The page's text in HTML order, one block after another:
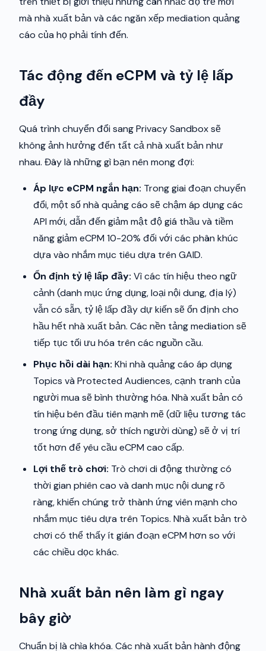
mà nhà xuất bản và các ngăn xếp mediation quảng
cáo của họ phải tính đến.
Tác động đến eCPM và tỷ lệ lấp
đầy
Quá trình chuyển đổi sang Privacy Sandbox sẽ
không ảnh hưởng đến tất cả nhà xuất bản như
nhau. Đây là những gì bạn nên mong đợi:
Áp lực eCPM ngắn hạn: Trong giai đoạn chuyển
đổi, một số nhà quảng cáo sẽ chậm áp dụng các
API mới, dẫn đến giảm mật độ giá thầu và tiềm
năng giảm eCPM 10-20% đối với các phân khúc
dựa vào nhắm mục tiêu dựa trên GAID.
Ổn định tỷ lệ lấp đầy: Vì các tín hiệu theo ngữ
cảnh (danh mục ứng dụng, loại nội dung, địa lý)
vẫn có sẵn, tỷ lệ lấp đầy dự kiến sẽ ổn định cho
hầu hết nhà xuất bản. Các nền tảng mediation sẽ
tiếp tục tối ưu hóa trên các nguồn cầu.
Phục hồi dài hạn: Khi nhà quảng cáo áp dụng
Topics và Protected Audiences, cạnh tranh của
người mua sẽ bình thường hóa. Nhà xuất bản có
tín hiệu bên đầu tiên mạnh mẽ (dữ liệu tương tác
trong ứng dụng, sở thích người dùng) sẽ ở vị trí
tốt hơn để yêu cầu eCPM cao cấp.
Lợi thế trò chơi: Trò chơi di động thường có
thời gian phiên cao và danh mục nội dung rõ
ràng, khiến chúng trở thành ứng viên mạnh cho
nhắm mục tiêu dựa trên Topics. Nhà xuất bản trò
chơi có thể thấy ít gián đoạn eCPM hơn so với
các chiều dọc khác.
Nhà xuất bản nên làm gì ngay
bây giờ
Chuẩn bị là chìa khóa. Các nhà xuất bản hành động